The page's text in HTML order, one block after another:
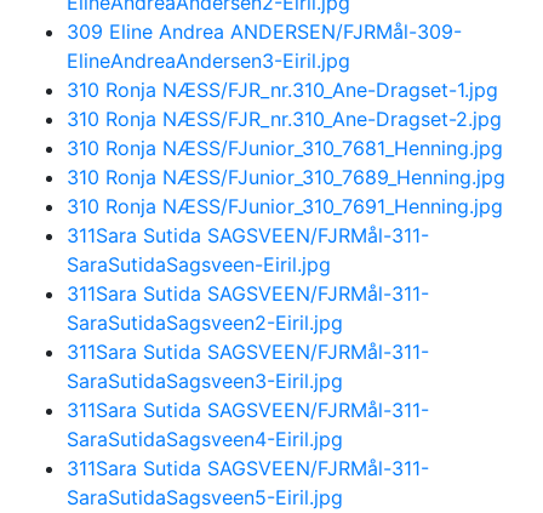
309 Eline Andrea ANDERSEN/FJRMål-309-
ElineAndreaAndersen3-Eiril.jpg
310 Ronja NÆSS/FJR_nr.310_Ane-Dragset-1.jpg
310 Ronja NÆSS/FJR_nr.310_Ane-Dragset-2.jpg
310 Ronja NÆSS/FJunior_310_7681_Henning.jpg
310 Ronja NÆSS/FJunior_310_7689_Henning.jpg
310 Ronja NÆSS/FJunior_310_7691_Henning.jpg
311Sara Sutida SAGSVEEN/FJRMål-311-
SaraSutidaSagsveen-Eiril.jpg
311Sara Sutida SAGSVEEN/FJRMål-311-
SaraSutidaSagsveen2-Eiril.jpg
311Sara Sutida SAGSVEEN/FJRMål-311-
SaraSutidaSagsveen3-Eiril.jpg
311Sara Sutida SAGSVEEN/FJRMål-311-
SaraSutidaSagsveen4-Eiril.jpg
311Sara Sutida SAGSVEEN/FJRMål-311-
SaraSutidaSagsveen5-Eiril.jpg